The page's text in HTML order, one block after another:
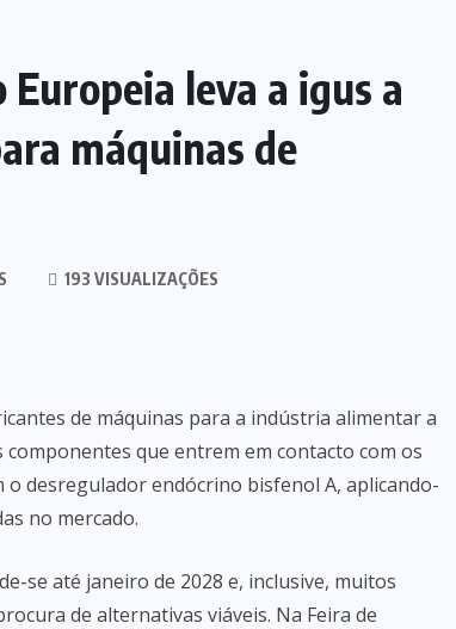
leva a igus a
máquinas de
193 VISUALIZAÇÕES
de máquinas para a indústria alimentar a
que entrem em contacto com os
desregulador endócrino bisfenol A, aplicando-
no mercado.
se até janeiro de 2028 e, inclusive, muitos
de alternativas viáveis. Na Feira de